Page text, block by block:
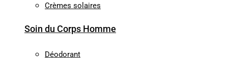
Crèmes solaires
Soin du Corps Homme
Déodorant